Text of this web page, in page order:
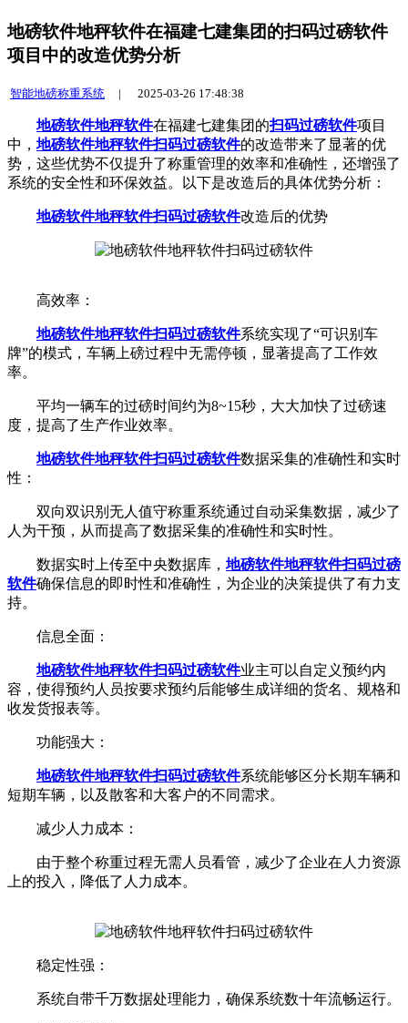
地磅软件地秤软件在福建七建集团的扫码过磅软件
项目中的改造优势分析
智能地磅称重系统 | 2025-03-26 17:48:38
地磅软件地秤软件在福建七建集团的扫码过磅软件项目
中， 地磅软件地秤软件扫码过磅软件的改造带来了显著的优
势，这些优势不仅提升了称重管理的效率和准确性，还增强了
系统的安全性和环保效益。以下是改造后的具体优势分析：
地磅软件地秤软件扫码过磅软件改造后的优势
高效率：
地磅软件地秤软件扫码过磅软件系统实现了“可识别车
牌”的模式，车辆上磅过程中无需停顿，显著提高了工作效
率。
平均一辆车的过磅时间约为8~15秒，大大加快了过磅速
度，提高了生产作业效率。
地磅软件地秤软件扫码过磅软件数据采集的准确性和实时
性：
双向双识别无人值守称重系统通过自动采集数据，减少了
人为干预，从而提高了数据采集的准确性和实时性。
数据实时上传至中央数据库， 地磅软件地秤软件扫码过磅
软件确保信息的即时性和准确性，为企业的决策提供了有力支
持。
信息全面：
地磅软件地秤软件扫码过磅软件业主可以自定义预约内
容，使得预约人员按要求预约后能够生成详细的货名、规格和
收发货报表等。
功能强大：
地磅软件地秤软件扫码过磅软件系统能够区分长期车辆和
短期车辆，以及散客和大客户的不同需求。
减少人力成本：
由于整个称重过程无需人员看管，减少了企业在人力资源
上的投入，降低了人力成本。
稳定性强：
系统自带千万数据处理能力，确保系统数十年流畅运行。